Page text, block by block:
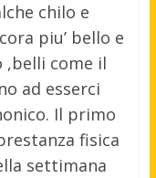
chilo e
piu’ bello e
,belli come il
ad esserci
Il primo
fisica
settimana